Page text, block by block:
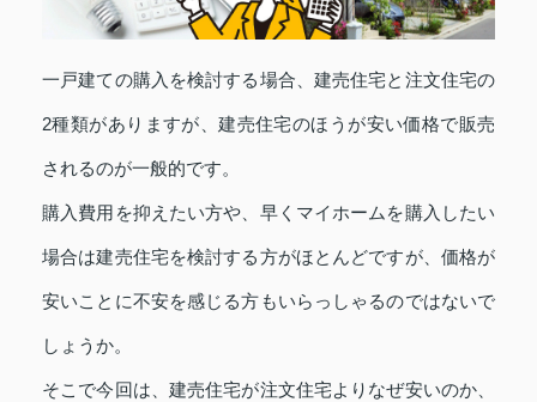
一戸建ての購入を検討する場合、建売住宅と注文住宅の
2種類がありますが、建売住宅のほうが安い価格で販売
されるのが一般的です。
購入費用を抑えたい方や、早くマイホームを購入したい
場合は建売住宅を検討する方がほとんどですが、価格が
安いことに不安を感じる方もいらっしゃるのではないで
しょうか。
そこで今回は、建売住宅が注文住宅よりなぜ安いのか、